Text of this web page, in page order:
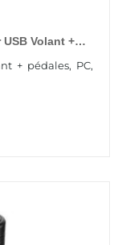
Volant +
+ pédales, PC,